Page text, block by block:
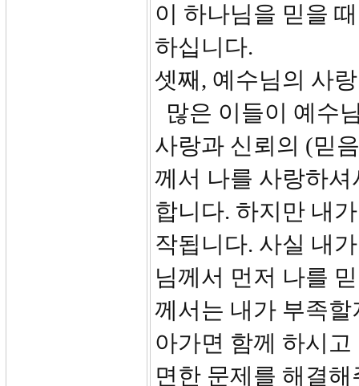
이 하나님을 믿을
하십니다.
셋째, 예수님의 사
많은 이들이 예수
사랑과 신뢰의 (믿
께서 나를 사랑하
합니다. 하지만 내
작됩니다. 사실 내
님께서 먼저 나를
께서는 내가 부족
아가면 함께 하시
면한 문제를 해결